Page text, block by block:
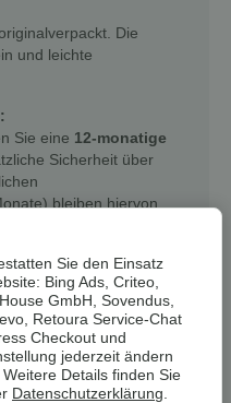
Die
und leichte
Sie eine 12-monatige
Sicherheit über
bleiben hiervon
Sie den Einsatz
Bing Ads, Criteo,
GmbH, Sovendus,
Retoura Service-Chat
Checkout und
jederzeit ändern
Details finden Sie
Datenschutzerklärung